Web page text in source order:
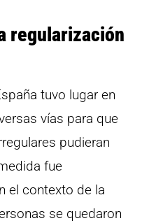
regularización
tuvo lugar en
vías para que
pudieran
fue
el contexto de la
se quedaron